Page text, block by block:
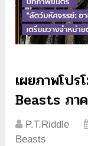
เผยภาพโป
Beasts ภา
P.T.Riddle
Beasts